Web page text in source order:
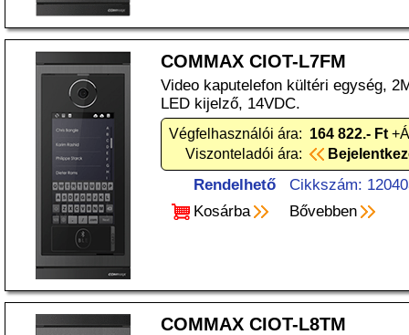
COMMAX CIOT-L7FM
Video kaputelefon kültéri egység,
LED kijelző, 14VDC.
Végfelhasználói ára: 164 822.- Ft
Viszonteladói ára:
Rendelhető
Cikkszám:
Kosárba
Bővebben
COMMAX CIOT-L8TM